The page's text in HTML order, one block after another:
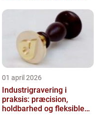
01 april 2026
Industrigravering i
praksis: præcision,
holdbarhed og fleksible